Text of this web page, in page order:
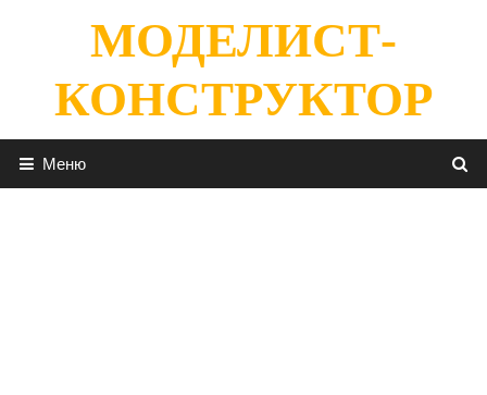
содержимомуМОДЕЛИСТ-
КОНСТРУКТОР
Меню